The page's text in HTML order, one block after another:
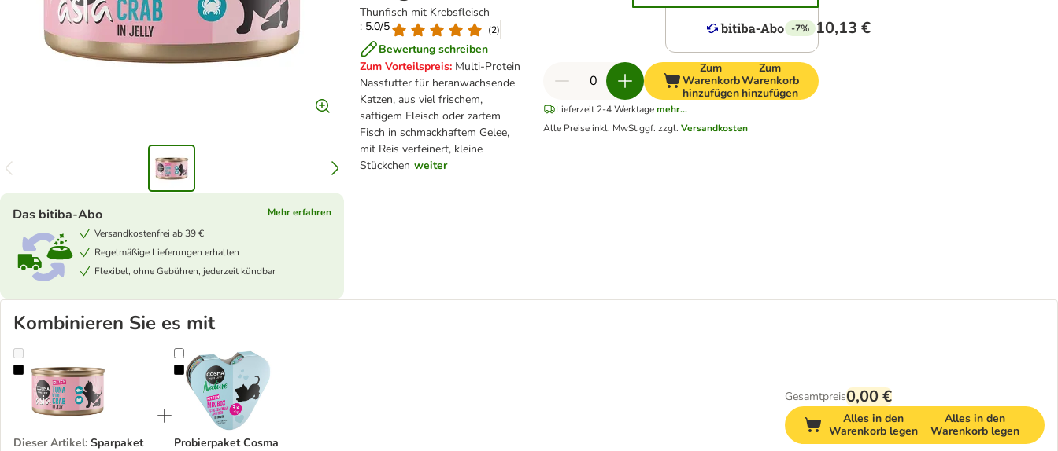
Thunfisch mit Krebsfleisch
: 5.0/5
(2)
Bewertung schreiben
Zum Vorteilspreis:Multi-Protein
Nassfutter für heranwachsende
Katzen, aus viel frischem,
saftigem Fleisch oder zartem
Fisch in schmackhaftem Gelee,
mit Reis verfeinert, kleine
Stückchen weiter
Das bitiba-Abo
Mehr erfahren
Versandkostenfrei ab 39 €
Regelmäßige Lieferungen erhalten
Flexibel, ohne Gebühren, jederzeit kündbar
-7% 10,13 €
Zum
Warenkorb
hinzufügen
Zum
Warenkorb
hinzufügen
Lieferzeit 2-4 Werktage mehr...
Alle Preise inkl. MwSt.ggf. zzgl. Versandkosten
Kombinieren Sie es mit
Sparpaket Cosma Asia Kitten in Jelly 12 x 85 g
Dieser Artikel: Sparpaket
Probierpaket Cosma Nature Kitten Herz-Box 3 x 70 g
Probierpaket Cosma
Gesamtpreis0,00 €
Alles in den
Warenkorb legen
Alles in den
Warenkorb legen